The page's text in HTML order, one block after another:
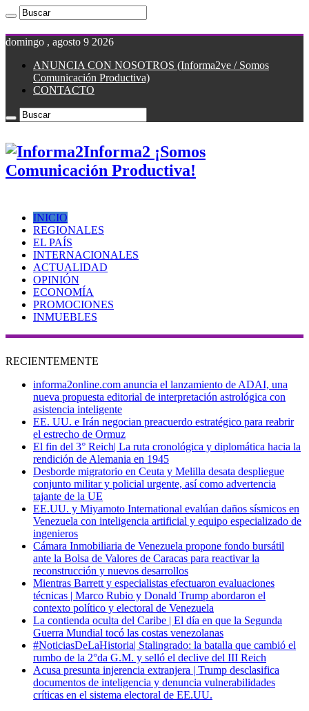
domingo , agosto 9 2026
ANUNCIA CON NOSOTROS (Informa2ve / Somos
Comunicación Productiva)
CONTACTO
Informa2 ¡Somos
Comunicación Productiva!
INICIO
REGIONALES
EL PAÍS
INTERNACIONALES
ACTUALIDAD
OPINIÓN
ECONOMÍA
PROMOCIONES
INMUEBLES
RECIENTEMENTE
informa2online.com anuncia el lanzamiento de ADAI, una
nueva propuesta editorial de interpretación astrológica con
asistencia inteligente
EE. UU. e Irán negocian preacuerdo estratégico para reabrir
el estrecho de Ormuz
El fin del 3° Reich| La ruta cronológica y diplomática hacia la
rendición de Alemania en 1945
Desborde migratorio en Ceuta y Melilla desata despliegue
conjunto militar y policial urgente, así como advertencia
tajante de la UE
EE.UU. y Miyamoto International evalúan daños sísmicos en
Venezuela con inteligencia artificial y equipo especializado de
ingenieros
Cámara Inmobiliaria de Venezuela propone fondo bursátil
ante la Bolsa de Valores de Caracas para reactivar la
reconstrucción y nuevos desarrollos
Mientras Barrett y especialistas efectuaron evaluaciones
técnicas | Marco Rubio y Donald Trump abordaron el
contexto político y electoral de Venezuela
La contienda oculta del Caribe | El día en que la Segunda
Guerra Mundial tocó las costas venezolanas
#NoticiasDeLaHistoria| Stalingrado: la batalla que cambió el
rumbo de la 2°da G.M. y selló el declive del III Reich
Acusa presunta injerencia extranjera | Trump desclasifica
documentos de inteligencia y denuncia vulnerabilidades
críticas en el sistema electoral de EE.UU.